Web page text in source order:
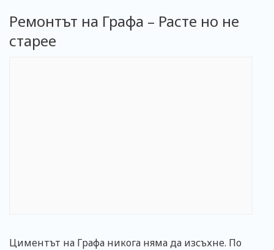
Ремонтът на Графа – Расте но не
старее
Циментът на Графа никога няма да изсъхне. По